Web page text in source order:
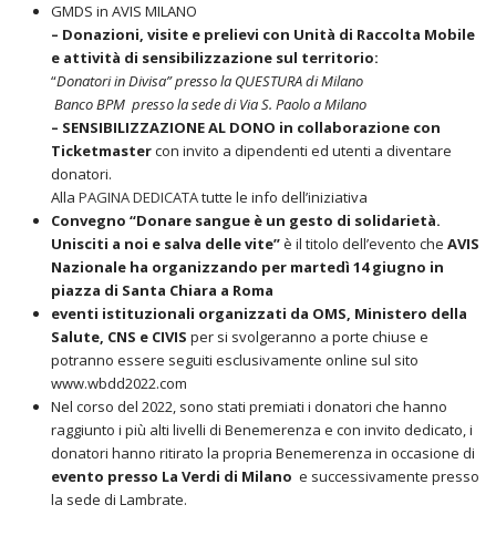
GMDS in AVIS MILANO
– Donazioni, visite e prelievi con Unità di Raccolta Mobile
e attività di sensibilizzazione sul territorio:
“Donatori in Divisa” presso la QUESTURA di Milano
Banco BPM presso la sede di Via S. Paolo a Milano
– SENSIBILIZZAZIONE AL DONO in collaborazione con
Ticketmastercon invito a dipendenti ed utenti a diventare
donatori.
Alla PAGINA DEDICATAtutte le info dell’iniziativa
Convegno “Donare sangue è un gesto di solidarietà.
Unisciti a noi e salva delle vite”è il titolo dell’evento che AVIS
Nazionale ha organizzando per martedì 14 giugno in
piazza di Santa Chiara a Roma
eventi istituzionali organizzati da OMS, Ministero della
Salute, CNS e CIVIS per si svolgeranno a porte chiuse e
potranno essere seguiti esclusivamente online sul sito
www.wbdd2022.com
Nel corso del 2022, sono stati premiati i donatori che hanno
raggiunto i più alti livelli di Benemerenza e con invito dedicato, i
donatori hanno ritirato la propria Benemerenza in occasione di
evento presso La Verdi di Milano e successivamente presso
la sede di Lambrate.